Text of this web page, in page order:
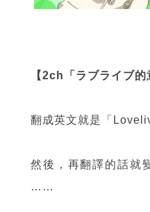
【2ch「ラブライブ
翻成英文就是「
然後，再翻譯的話就
……